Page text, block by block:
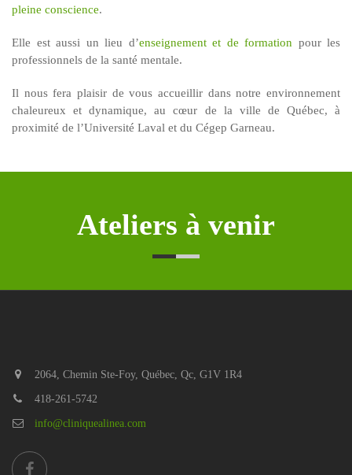
pleine conscience.
Elle est aussi un lieu d’enseignement et de formation pour les
professionnels de la santé mentale.
Il nous fera plaisir de vous accueillir dans notre environnement
chaleureux et dynamique, au cœur de la ville de Québec, à
proximité de l’Université Laval et du Cégep Garneau.
Ateliers à venir
2064, Chemin Ste-Foy, Québec, Qc, G1V 1R4
418-261-5742
info@cliniquealinea.com